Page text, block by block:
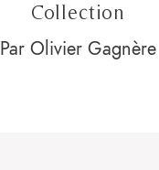
Collection
Par Olivier Gagnère